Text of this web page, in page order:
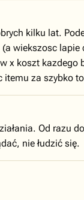
kilku lat.
wiekszosc
x koszt
za szybko
Od razu
nie łudzić się.